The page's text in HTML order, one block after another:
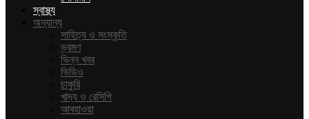
স্বাস্থ্য
অন্যান্য
সাহিত্য ও সংস্কৃতি
ভ্রমণ
ভিন্ন খবর
ভিডিও
চাকুরি
খাদ্য ও রেসিপি
আবহাওয়া